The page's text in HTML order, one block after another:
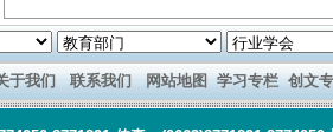
于我们 联系我们 网站地图 学习专栏 创文